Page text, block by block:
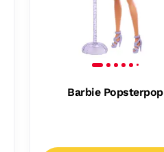
Barbie Popsterpop